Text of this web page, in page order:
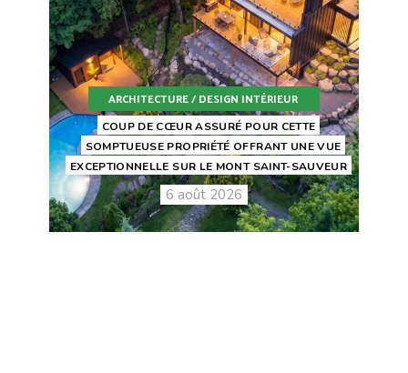
ARCHITECTURE / DESIGN INTÉRIEUR
COUP DE CŒUR ASSURÉ POUR CETTE
SOMPTUEUSE PROPRIÉTÉ OFFRANT UNE VUE
EXCEPTIONNELLE SUR LE MONT SAINT-SAUVEUR
6 août 2026